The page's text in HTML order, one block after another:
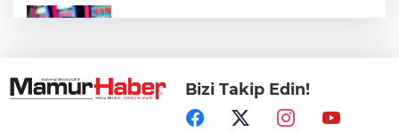
Kerkük, Türk Dünyası'na katıldı
Bizi Takip Edin!